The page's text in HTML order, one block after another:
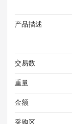
产品描述
交易数
重量
金额
采购区